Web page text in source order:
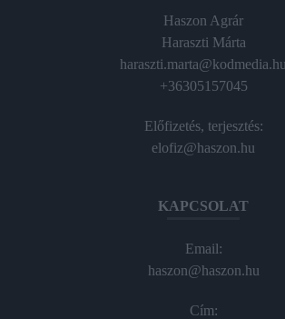
Haszon Agrár
Haraszti Márta
haraszti.marta@kodmedia.hu
+36305157045
Előfizetés, terjesztés:
elofiz@haszon.hu
KAPCSOLAT
Email:
haszon@haszon.hu
Cím: